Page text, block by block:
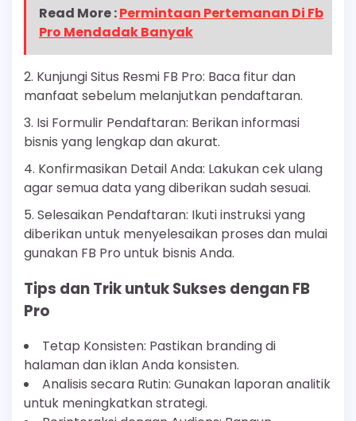
Read More :Permintaan Pertemanan Di Fb
Pro Mendadak Banyak
2. Kunjungi Situs Resmi FB Pro: Baca fitur dan
manfaat sebelum melanjutkan pendaftaran.
3. Isi Formulir Pendaftaran: Berikan informasi
bisnis yang lengkap dan akurat.
4. Konfirmasikan Detail Anda: Lakukan cek ulang
agar semua data yang diberikan sudah sesuai.
5. Selesaikan Pendaftaran: Ikuti instruksi yang
diberikan untuk menyelesaikan proses dan mulai
gunakan FB Pro untuk bisnis Anda.
Tips dan Trik untuk Sukses dengan FB
Pro
Tetap Konsisten: Pastikan branding di
halaman dan iklan Anda konsisten.
Analisis secara Rutin: Gunakan laporan analitik
untuk meningkatkan strategi.